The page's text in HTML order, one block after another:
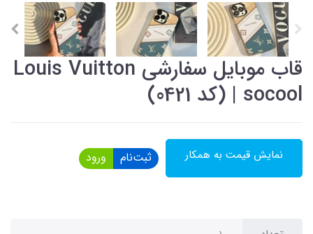
قاب موبایل سفارشی Louis Vuitton
| socool (کد 0421)
نمایش قیمت به همکار ثبت‌نام ورود